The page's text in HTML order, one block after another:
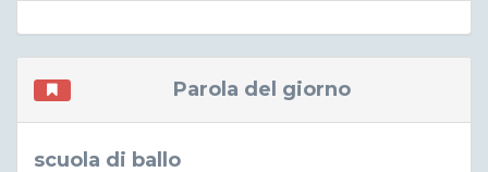
Parola del giorno
scuola di ballo